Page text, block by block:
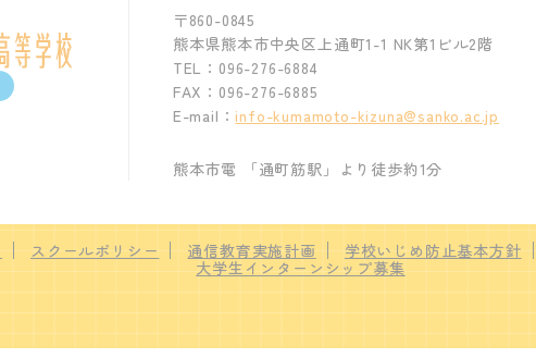
〒860-0845
熊本県熊本市中央区上通町1-1 NK第1ビル2階
TEL：096-276-6884
FAX：096-276-6885
E-mail：info-kumamoto-kizuna@sanko.ac.jp
熊本市電 「通町筋駅」より徒歩約1分
スクールポリシー 通信教育実施計画
学校いじめ防止基本方針
大学生インターンシップ募集